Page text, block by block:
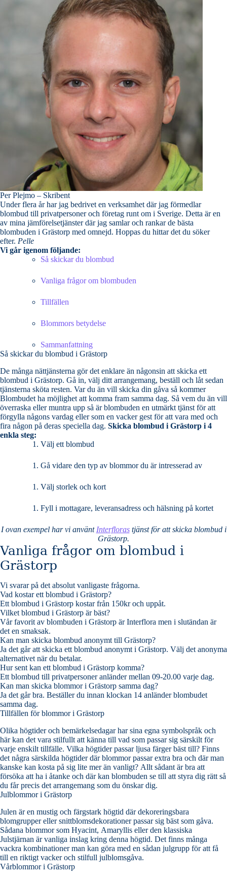
Per Plejmo – Skribent
Under flera år har jag bedrivet en verksamhet där jag förmedlar
blombud till privatpersoner och företag runt om i Sverige. Detta är en
av mina jämförelsetjänster där jag samlar och rankar de bästa
blombuden i Grästorp med omnejd. Hoppas du hittar det du söker
efter. Pelle
Vi går igenom följande:
Så skickar du blombud
Vanliga frågor om blombuden
Tillfällen
Blommors betydelse
Sammanfattning
Så skickar du blombud i Grästorp
De många nättjänsterna gör det enklare än någonsin att skicka ett
blombud i Grästorp. Gå in, välj ditt arrangemang, beställ och låt sedan
tjänsterna sköta resten. Var du än vill skicka din gåva så kommer
Blombudet ha möjlighet att komma fram samma dag. Så vem du än vill
överraska eller muntra upp så är blombuden en utmärkt tjänst för att
förgylla någons vardag eller som en vacker gest för att vara med och
fira någon på deras speciella dag. Skicka blombud i Grästorp i 4
enkla steg:
Välj ett blombud
Gå vidare den typ av blommor du är intresserad av
Välj storlek och kort
Fyll i mottagare, leveransadress och hälsning på kortet
I ovan exempel har vi använt Interflorastjänst för att skicka blombud i
Grästorp.
Vanliga frågor om blombud i
Grästorp
Vi svarar på det absolut vanligaste frågorna.
Vad kostar ett blombud i Grästorp?
Ett blombud i Grästorp kostar från 150kr och uppåt.
Vilket blombud i Grästorp är bäst?
Vår favorit av blombuden i Grästorp är Interflora men i slutändan är
det en smaksak.
Kan man skicka blombud anonymt till Grästorp?
Ja det går att skicka ett blombud anonymt i Grästorp. Välj det anonyma
alternativet när du betalar.
Hur sent kan ett blombud i Grästorp komma?
Ett blombud till privatpersoner anländer mellan 09-20.00 varje dag.
Kan man skicka blommor i Grästorp samma dag?
Ja det går bra. Beställer du innan klockan 14 anländer blombudet
samma dag.
Tillfällen för blommor i Grästorp
Olika högtider och bemärkelsedagar har sina egna symbolspråk och
här kan det vara stilfullt att känna till vad som passar sig särskilt för
varje enskilt tillfälle. Vilka högtider passar ljusa färger bäst till? Finns
det några särskilda högtider där blommor passar extra bra och där man
kanske kan kosta på sig lite mer än vanligt? Allt sådant är bra att
försöka att ha i åtanke och där kan blombuden se till att styra dig rätt så
du får precis det arrangemang som du önskar dig.
Julblommor i Grästorp
Julen är en mustig och färgstark högtid där dekoreringsbara
blomgrupper eller snittblomsdekorationer passar sig bäst som gåva.
Sådana blommor som Hyacint, Amaryllis eller den klassiska
Julstjärnan är vanliga inslag kring denna högtid. Det finns många
vackra kombinationer man kan göra med en sådan julgrupp för att få
till en riktigt vacker och stilfull julblomsgåva.
Vårblommor i Grästorp